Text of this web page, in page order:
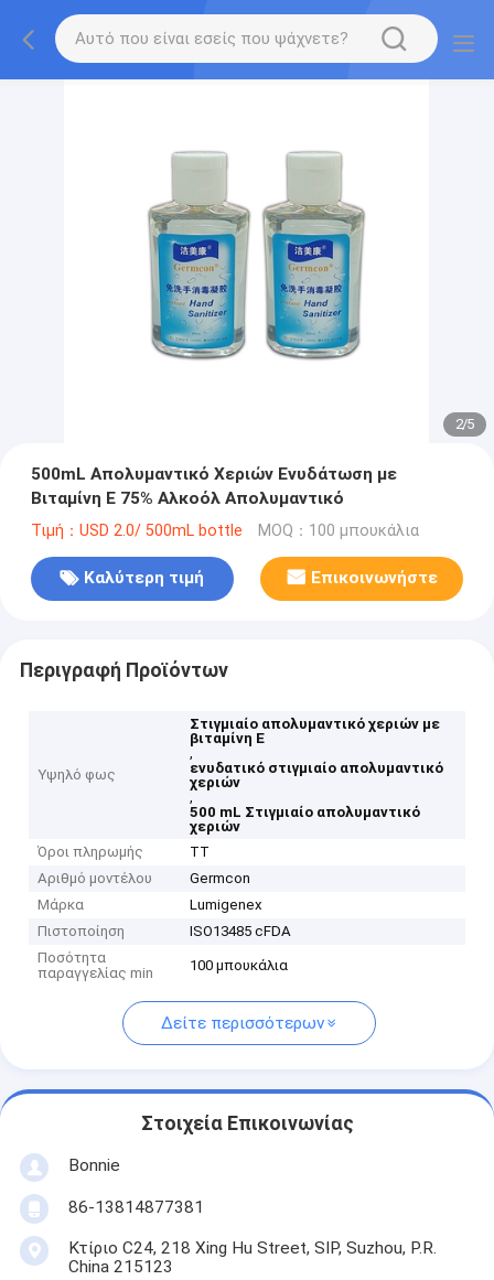
2/5
500mL Απολυμαντικό Χεριών Ενυδάτωση με
Βιταμίνη Ε 75% Αλκοόλ Απολυμαντικό
Τιμή：USD 2.0/ 500mL bottle MOQ：100 μπουκάλια
Καλύτερη τιμή Επικοινωνήστε
Περιγραφή Προϊόντων
Υψηλό φως
Στιγμιαίο απολυμαντικό χεριών με
βιταμίνη Ε
,
ενυδατικό στιγμιαίο απολυμαντικό
χεριών
,
500 mL Στιγμιαίο απολυμαντικό
χεριών
Όροι πληρωμής
TT
Αριθμό μοντέλου
Germcon
Μάρκα
Lumigenex
Πιστοποίηση
ISO13485 cFDA
Ποσότητα
παραγγελίας min
100 μπουκάλια
Δείτε περισσότερων
Στοιχεία Επικοινωνίας
Bonnie
86-13814877381
Κτίριο C24, 218 Xing Hu Street, SIP, Suzhou, P.R.
China 215123